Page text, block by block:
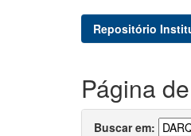
Repositório
Página
Buscar em: